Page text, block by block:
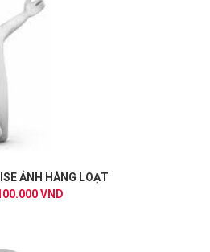
ẢNH HÀNG LOẠT
VND